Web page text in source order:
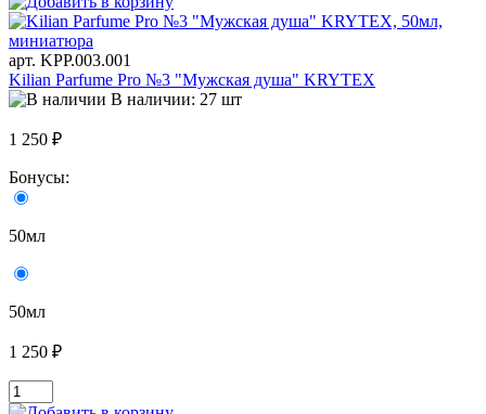
арт. KРР.003.001
Kilian Parfume Pro №3 "Мужская душа" KRYTEX
В наличии: 27 шт
1 250 ₽
Бонусы:
50мл
50мл
1 250 ₽